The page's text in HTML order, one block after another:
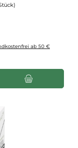
ab 50 €
benutze die Schaltflächen